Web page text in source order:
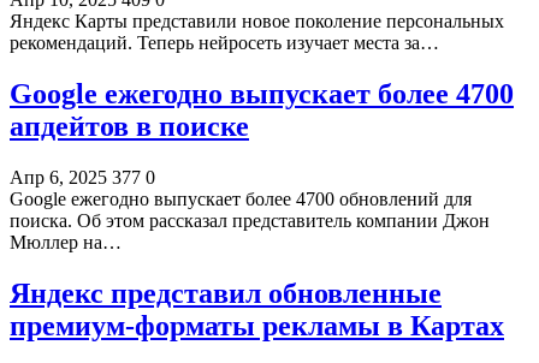
Яндекс Карты представили новое поколение персональных
рекомендаций. Теперь нейросеть изучает места за…
Google ежегодно выпускает более 4700
апдейтов в поиске
Апр 6, 2025 377 0
Google ежегодно выпускает более 4700 обновлений для
поиска. Об этом рассказал представитель компании Джон
Мюллер на…
Яндекс представил обновленные
премиум-форматы рекламы в Картах